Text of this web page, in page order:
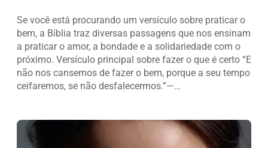
Se você está procurando um versículo sobre praticar o
bem, a Bíblia traz diversas passagens que nos ensinam
a praticar o amor, a bondade e a solidariedade com o
próximo. Versículo principal sobre fazer o que é certo “E
não nos cansemos de fazer o bem, porque a seu tempo
ceifaremos, se não desfalecermos.”—…